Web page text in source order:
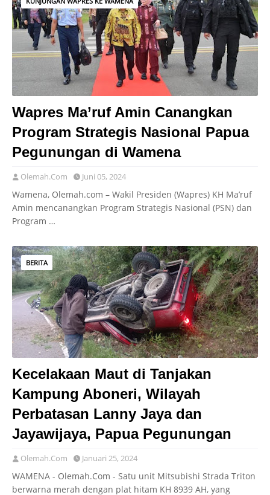
Wapres Ma’ruf Amin Canangkan
Program Strategis Nasional Papua
Pegunungan di Wamena
Olemah.Com Juni 05, 2024
Wamena, Olemah.com – Wakil Presiden (Wapres) KH Ma’ruf
Amin mencanangkan Program Strategis Nasional (PSN) dan
Program …
BERITA
Kecelakaan Maut di Tanjakan
Kampung Aboneri, Wilayah
Perbatasan Lanny Jaya dan
Jayawijaya, Papua Pegunungan
Olemah.Com Januari 25, 2024
WAMENA - Olemah.Com - Satu unit Mitsubishi Strada Triton
berwarna merah dengan plat hitam KH 8939 AH, yang